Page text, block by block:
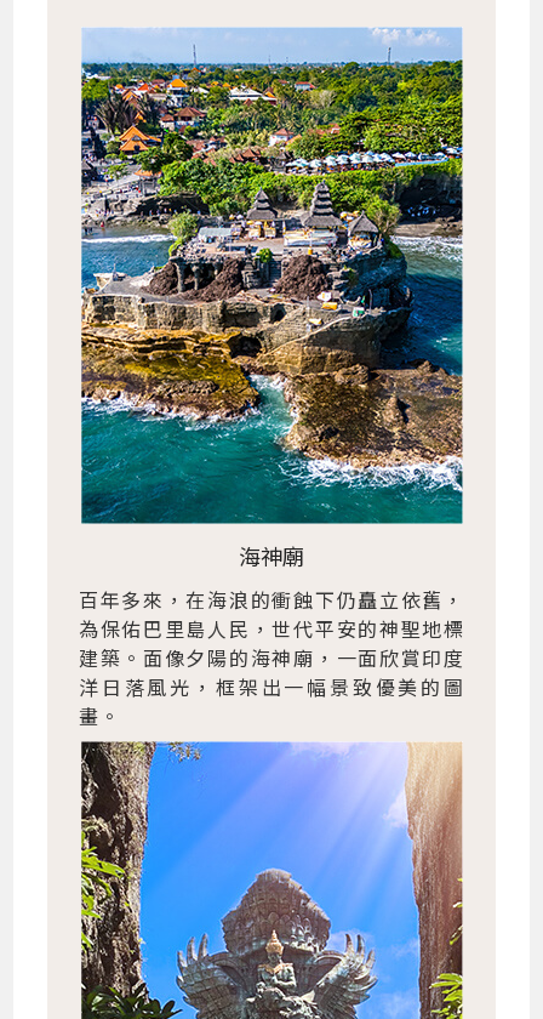
海神廟
百年多來，在海浪的衝蝕下仍矗立依舊，
為保佑巴里島人民，世代平安的神聖地標
建築。面像夕陽的海神廟，一面欣賞印度
洋日落風光，框架出一幅景致優美的圖
畫。